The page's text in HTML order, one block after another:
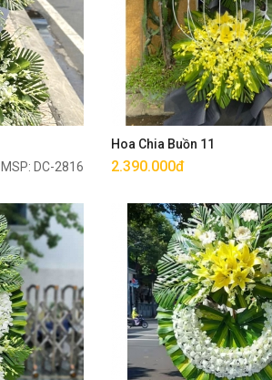
MSP: DC-2816
Hoa Chia Buồn 11
2.390.000đ
Mua ngay